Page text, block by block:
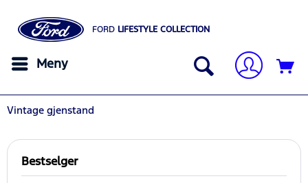
FORD LIFESTYLE COLLECTION
Meny
Vintage gjenstand
Bestselger